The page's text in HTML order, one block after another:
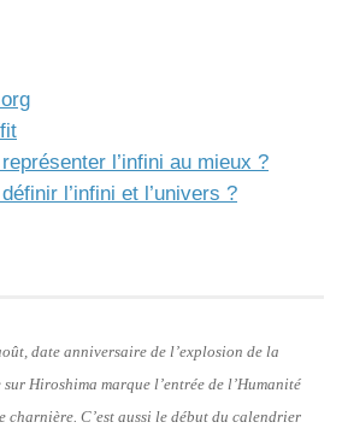
l’infini au mieux ?
l’infini et l’univers ?
date anniversaire de l’explosion de la
Hiroshima marque l’entrée de l’Humanité
charnière. C’est aussi le début du calendrier